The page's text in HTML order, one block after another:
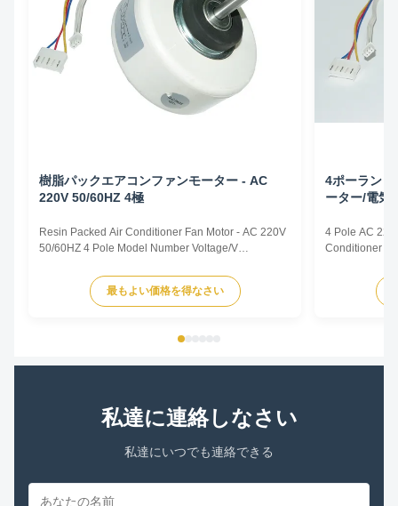
樹脂パックエアコンファンモーター - AC
220V 50/60HZ 4極
Resin Packed Air Conditioner Fan Motor - AC 220V
50/60HZ 4 Pole Model Number Voltage/V
Capacitor/MDF/VAC YFK-07903004-TS01 220-240
50 30 CL E 2/450 Title goes here. Plastic Sealed
最もよい価格を得なさい
4ポーラン
ーター/電気
4 Pole AC
Conditioner
Capacitor/
50 30 CL E
私達に連絡しなさい
私達にいつでも連絡できる